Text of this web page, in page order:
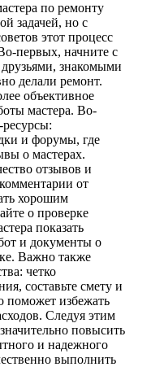
по ремонту
задачей, но с
этот процесс
первых, начните с
знакомыми
делали ремонт.
объективное
мастера. Во-
и форумы, где
о мастерах.
отзывов и
от
хорошим
о проверке
показать
и документы о
Важно также
четко
составьте смету и
поможет избежать
Следуя этим
повысить
и надежного
выполнить